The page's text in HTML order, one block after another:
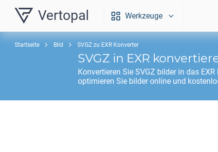
Vertopal Werkzeuge
Startseite Bild SVGZ zu EXR Konverter
SVGZ in EXR
Konvertieren Sie SVGZ bilder in das EXR
optimieren Sie bilder online und